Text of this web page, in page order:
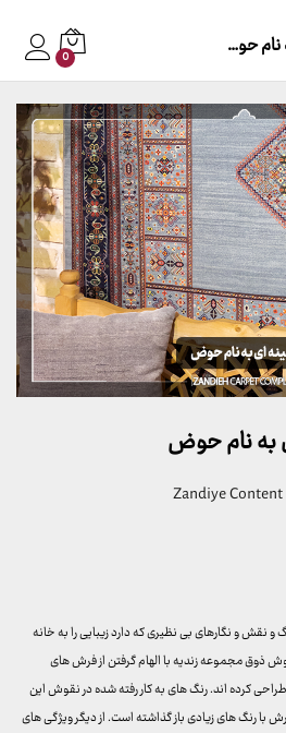
فرش ماشینی پتینه ای به نام حوض 0
به نام حوض
Zandiye
و نقش و نگارهای بی نظیری که دارد زیبایی را به خانه
ذوق مجموعه زندیه با الهام گرفتن از فرش های
طراحی کرده اند. رنگ های به کار رفته شده در نقوش این
رنگ های زیادی باز گذاشته است. از دیگر ویژگی های